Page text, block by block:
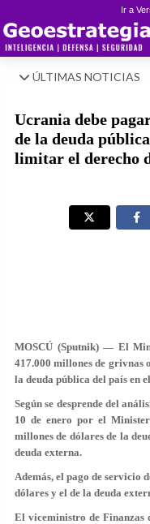
Ir a
ÚLTIMAS NOTICIAS
Ucrania debe
de la deuda
limitar el derecho
MOSCÚ (Sputnik) — El
417.000 millones de grivnas
la deuda pública del país en
Según se desprende del
10 de enero por el
millones de dólares de la
deuda externa.
Además, el pago de servicio
dólares y el de la deuda
El viceministro de Finanzas